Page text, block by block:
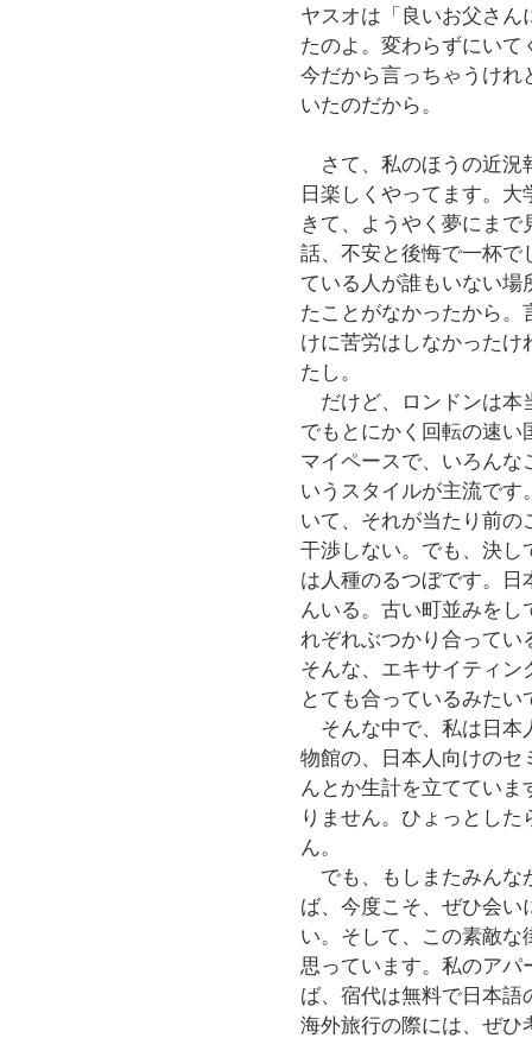
ヤスオは「良いお父さ
たのよ。変わらずにい
今だから言っちゃうけれ
いたのだから。
さて、私のほうの近況
日楽しくやってます。
きて、ようやく夢にま
話、不安と後悔で一杯で
ている人が誰もいない
たことがなかったから
けに苦労はしなかった
たし。
だけど、ロンドンは本
でもとにかく回転の速
マイペースで、いろん
いうスタイルが主流で
いて、それが当たり前
干渉しない。でも、決し
は人種のるつぼです。
んいる。古い町並みを
れぞれぶつかり合ってい
そんな、エキサイティ
とても合っているみたい
そんな中で、私は日本
物館の、日本人向けのセ
んとか生計を立ててい
りません。ひょっとし
ん。
でも、もしまたみんな
ば、今度こそ、ぜひ会
い。そして、この素敵
思っています。私のアパ
ば、宿代は無料で日本
海外旅行の際には、ぜひ